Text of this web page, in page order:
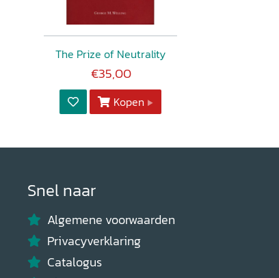
The Prize of Neutrality
€35,00
Kopen
Snel naar
Algemene voorwaarden
Privacyverklaring
Catalogus